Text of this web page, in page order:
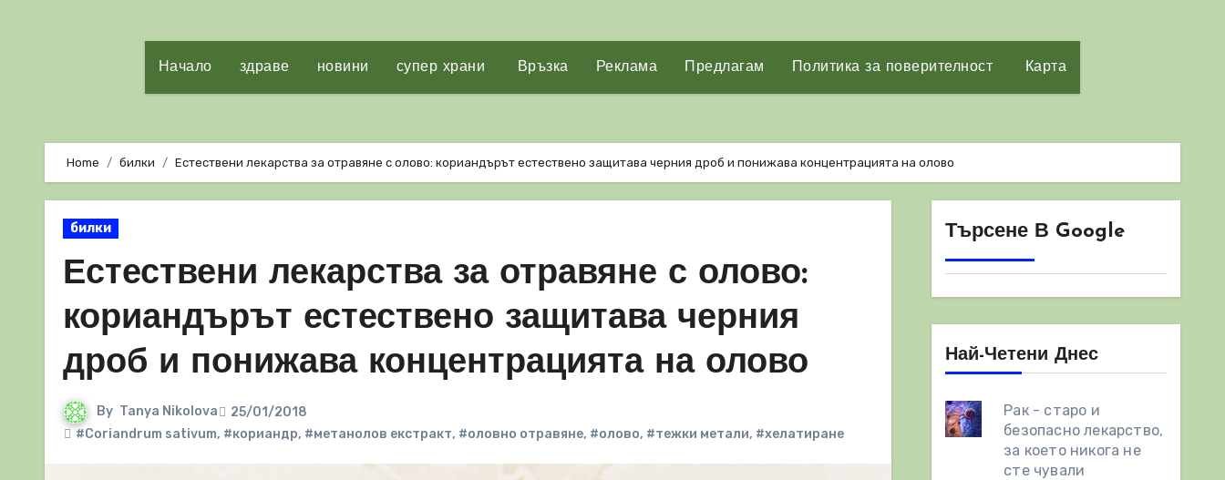
Начало здраве новини супер храни Връзка Реклама Предлагам Политика за поверителност Карта
Home билки Естествени лекарства за отравяне с олово: кориандърът естествено защитава черния дроб и понижава концентрацията на олово
билки
Естествени лекарства за отравяне с олово:
кориандърът естествено защитава черния
дроб и понижава концентрацията на олово
By Tanya Nikolova
25/01/2018
#Coriandrum sativum, #кориандр, #метанолов екстракт, #оловно отравяне, #олово, #тежки метали, #хелатиране
Търсене В Google
Най-Четени Днес
Рак - старо и
безопасно лекарство,
за което никога не
сте чували